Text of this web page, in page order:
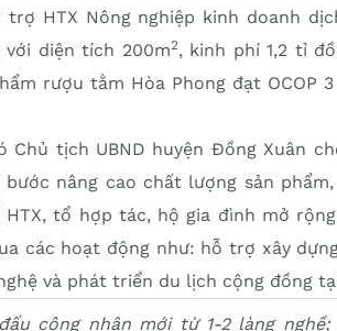
trợ HTX Nông nghiệp kinh doanh
diện tích 200m2, kinh phí 1,2 tỉ
rượu tằm Hòa Phong đạt OCOP
Chủ tịch UBND huyện Đồng Xuân
nâng cao chất lượng sản
tổ hợp tác, hộ gia đình mở
các hoạt động như: hỗ trợ xây
và phát triển du lịch cộng đồng
công nhận mới từ 1-2 làng